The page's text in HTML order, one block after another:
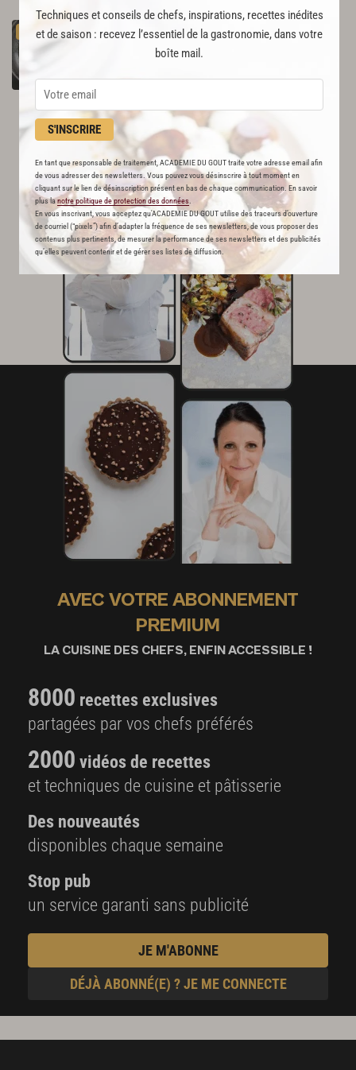
Techniques et conseils de chefs, inspirations, recettes inédites
et de saison : recevez l’essentiel de la gastronomie, dans votre
boîte mail.
S'INSCRIRE
En tant que responsable de traitement, ACADEMIE DU GOUT traite votre adresse email afin
de vous adresser des newsletters. Vous pouvez vous désinscrire à tout moment en
cliquant sur le lien de désinscription présent en bas de chaque communication. En savoir
plus lanotre politique de protection des données
En vous inscrivant, vous acceptez qu'ACADEMIE DU GOUT utilise des traceurs d’ouverture
de courriel (“pixels”) afin d’adapter la fréquence de ses newsletters, de vous proposer des
contenus plus pertinents, de mesurer la performance de ses newsletters et des publicités
qu’elles peuvent contenir et de gérer ses listes de diffusion.
PREMIUM Chou et merlan bouillon
ParAlain Ducasse
AVEC VOTRE ABONNEMENT
PREMIUM
LA CUISINE DES CHEFS, ENFIN ACCESSIBLE !
8000 recettes exclusives
partagées par vos chefs préférés
2000 vidéos de recettes
et techniques de cuisine et pâtisserie
Des nouveautés
disponibles chaque semaine
Stop pub
un service garanti sans publicité
JE M'ABONNE
DÉJÀ ABONNÉ(E) ? JE ME CONNECTE